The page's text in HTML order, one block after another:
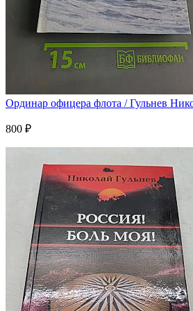
Ординар офицера флота / Гульнев
800 ₽